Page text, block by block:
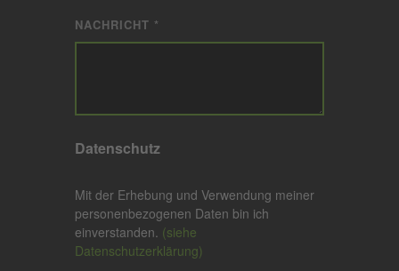
NACHRICHT *
Datenschutz
Mit der Erhebung und Verwendung meiner
personenbezogenen Daten bin ich
einverstanden. (siehe
Datenschutzerklärung)